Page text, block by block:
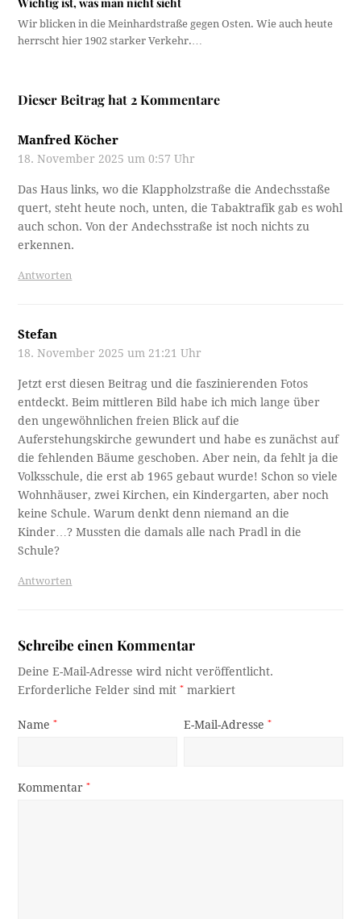
Wir blicken in die Meinhardstraße gegen Osten. Wie auch heute
herrscht hier 1902 starker Verkehr.…
Dieser Beitrag hat 2 Kommentare
Manfred Köcher
18. November 2025 um 0:57 Uhr
Das Haus links, wo die Klappholzstraße die Andechsstaße
quert, steht heute noch, unten, die Tabaktrafik gab es wohl
auch schon. Von der Andechsstraße ist noch nichts zu
erkennen.
Antworten
Stefan
18. November 2025 um 21:21 Uhr
Jetzt erst diesen Beitrag und die faszinierenden Fotos
entdeckt. Beim mittleren Bild habe ich mich lange über
den ungewöhnlichen freien Blick auf die
Auferstehungskirche gewundert und habe es zunächst auf
die fehlenden Bäume geschoben. Aber nein, da fehlt ja die
Volksschule, die erst ab 1965 gebaut wurde! Schon so viele
Wohnhäuser, zwei Kirchen, ein Kindergarten, aber noch
keine Schule. Warum denkt denn niemand an die
Kinder…? Mussten die damals alle nach Pradl in die
Schule?
Antworten
Schreibe einen Kommentar
Deine E-Mail-Adresse wird nicht veröffentlicht.
Erforderliche Felder sind mit* markiert
Name* E-Mail-Adresse*
Kommentar*